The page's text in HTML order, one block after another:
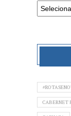
CABERNET